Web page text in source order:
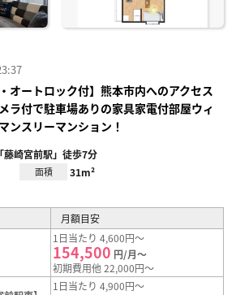
オートロック付】熊本市内へのアクセス
ラ付で駐車場ありの家具家電付部屋ウィ
ンスリーマンション！
藤崎宮前駅」徒歩7分
面積 31m²
月額目安
1日当たり 4,600円～
154,500 円/月～
初期費用他 22,000円～
1日当たり 4,900円～